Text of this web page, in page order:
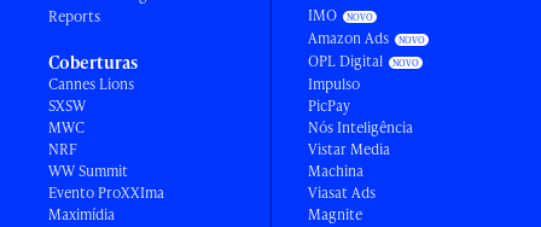
Reports
Coberturas
Cannes Lions
SXSW
MWC
NRF
WW Summit
Evento ProXXIma
Maximídia
IMO
Amazon Ads
OPL Digital
Impulso
PicPay
Nós Inteligência
Vistar Media
Machina
Viasat Ads
Magnite